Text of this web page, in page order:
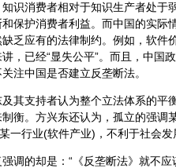
消费者相对于知识生产者处于
保护消费者利益。而中国的实际
乏应有的法律制约。例如，软
，已经“显失公平”。而且，中国
注中国是否建立反垄断法。
支持者认为整个立法体系的平
衡。方兴东还认为，孤立的强
一行业(软件产业)，不利于社会发
的却是：“《反垄断法》就不应